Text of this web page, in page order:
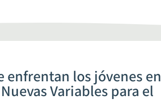
los jóvenes en
Variables para el